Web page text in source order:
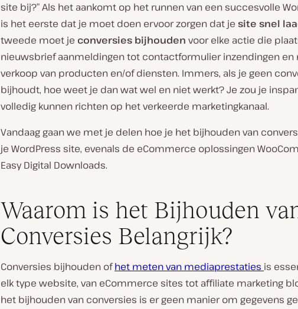
site bij?” Als het aankomt op het runnen van een succesvolle
is het eerste dat je moet doen ervoor zorgen dat je site snel
tweede moet je conversies bijhouden voor elke actie die
nieuwsbrief aanmeldingen tot contactformulier inzendingen en
verkoop van producten en/of diensten. Immers, als je geen
bijhoudt, hoe weet je dan wat wel en niet werkt? Je zou je
volledig kunnen richten op het verkeerde marketingkanaal.
Vandaag gaan we met je delen hoe je het bijhouden van
je WordPress site, evenals de eCommerce oplossingen
Easy Digital Downloads.
Waarom is het Bijhouden
Conversies Belangrijk?
Conversies bijhouden ofhet meten van mediaprestaties is
elk type website, van eCommerce sites tot aﬃliate marketing
het bijhouden van conversies is er geen manier om gegevens